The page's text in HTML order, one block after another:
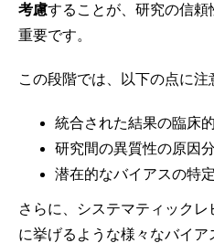
考慮することが、研究の信
重要です。
この段階では、以下の点に注
統合された結果の臨床
研究間の異質性の原因
潜在的なバイアスの特
さらに、システマティック
に挙げるような様々なバイア